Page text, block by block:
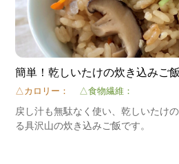
簡単！乾しいたけの炊き込みご飯
△カロリー： △食物繊維：
戻し汁も無駄なく使い、乾しいたけ
る具沢山の炊き込みご飯です。